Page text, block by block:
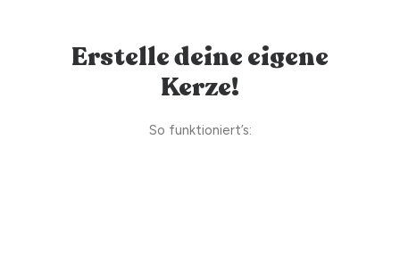
Erstelle deine eigene
Kerze!
So funktioniert’s: